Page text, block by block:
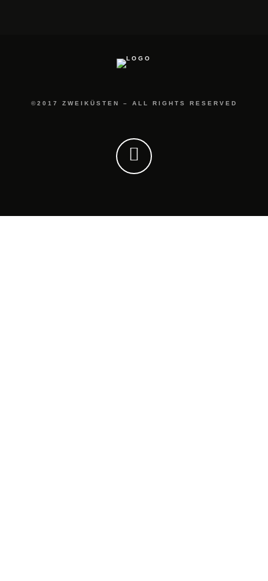
©2017 ZWEIKÜSTEN – ALL RIGHTS RESERVED